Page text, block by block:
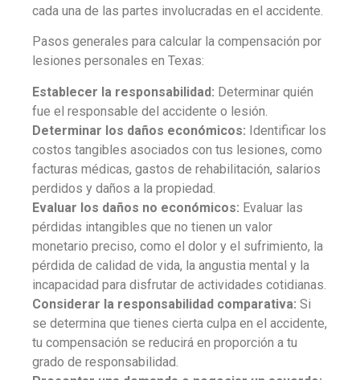
cada una de las partes involucradas en el accidente.
Pasos generales para calcular la compensación por
lesiones personales en Texas:
Establecer la responsabilidad: Determinar quién
fue el responsable del accidente o lesión.
Determinar los daños económicos: Identificar los
costos tangibles asociados con tus lesiones, como
facturas médicas, gastos de rehabilitación, salarios
perdidos y daños a la propiedad.
Evaluar los daños no económicos: Evaluar las
pérdidas intangibles que no tienen un valor
monetario preciso, como el dolor y el sufrimiento, la
pérdida de calidad de vida, la angustia mental y la
incapacidad para disfrutar de actividades cotidianas.
Considerar la responsabilidad comparativa: Si
se determina que tienes cierta culpa en el accidente,
tu compensación se reducirá en proporción a tu
grado de responsabilidad.